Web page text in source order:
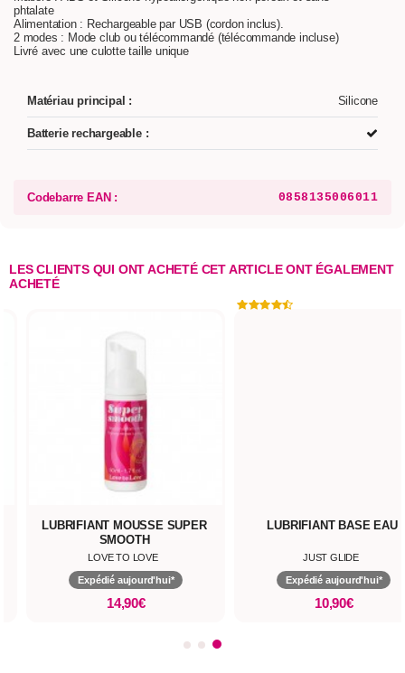
phtalate
Alimentation : Rechargeable par USB (cordon inclus).
2 modes : Mode club ou télécommandé (télécommande incluse)
Livré avec une culotte taille unique
Matériau principal : Silicone
Batterie rechargeable :
Codebarre EAN : 0858135006011
LES CLIENTS QUI ONT ACHETÉ CET ARTICLE ONT ÉGALEMENT
ACHETÉ
LUBRIFIANT MOUSSE SUPER
SMOOTH
LOVE TO LOVE
Expédié aujourd'hui*
14,90€
LUBRIFIANT BASE EAU
JUST GLIDE
Expédié aujourd'hui*
10,90€